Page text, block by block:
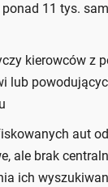
11 tys.
kierowców z
lub
aut
ale brak
ich